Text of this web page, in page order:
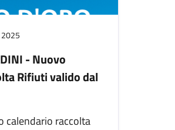
2025
- Nuovo
Rifiuti valido dal
calendario raccolta